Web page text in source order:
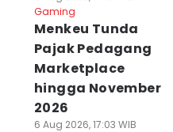
Gaming
Menkeu Tunda
Pajak Pedagang
Marketplace
hingga November
2026
6 Aug 2026, 17:03 WIB